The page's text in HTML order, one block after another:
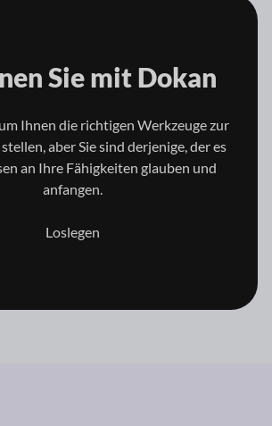
Sie mitDokan
Ihnen die richtigen Werkzeuge zur
aber Sie sind derjenige, der es
an Ihre Fähigkeiten glauben und
anfangen.
Loslegen